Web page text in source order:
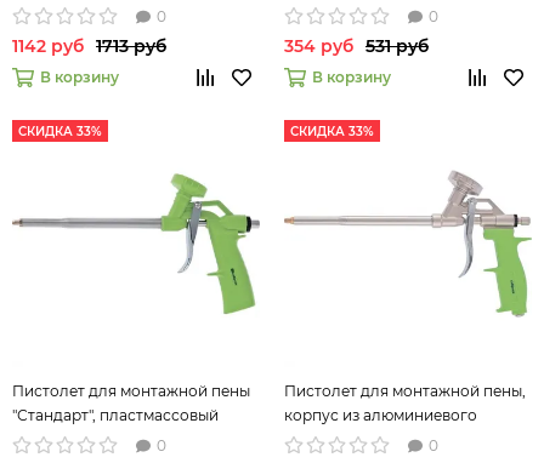
корпус Сибртех 88671
0
1142 руб 1713 руб
В корзину
88672
0
354 руб 531 руб
В корзину
СКИДКА 33%
Пистолет для монтажной пены
"Стандарт", пластмассовый
корпус Сибртех 88676
0
СКИДКА 33%
Пистолет для монтажной пены,
корпус из алюминиевого
сплава Сибртех 88677
0